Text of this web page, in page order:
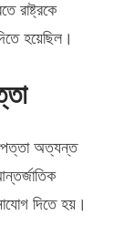
রাষ্ট্রকে
হয়েছিল।
অত্যন্ত
দিতে হয়।